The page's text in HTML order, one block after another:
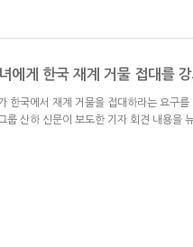
에게 한국 재계 거물 접대를
한국에서 재계 거물을 접대하라는 요구를
산하 신문이 보도한 기자 회견 내용을